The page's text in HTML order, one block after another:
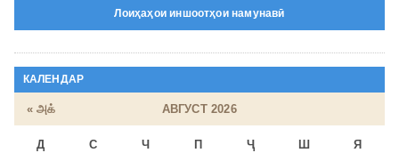
Лоиҳаҳои иншоотҳои намунавӣ
КАЛЕНДАР
АВГУСТ 2026
Д С Ч П Ҷ Ш Я
« அக்